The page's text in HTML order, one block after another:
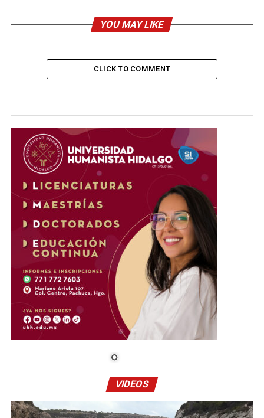
YOU MAY LIKE
CLICK TO COMMENT
VIDEOS